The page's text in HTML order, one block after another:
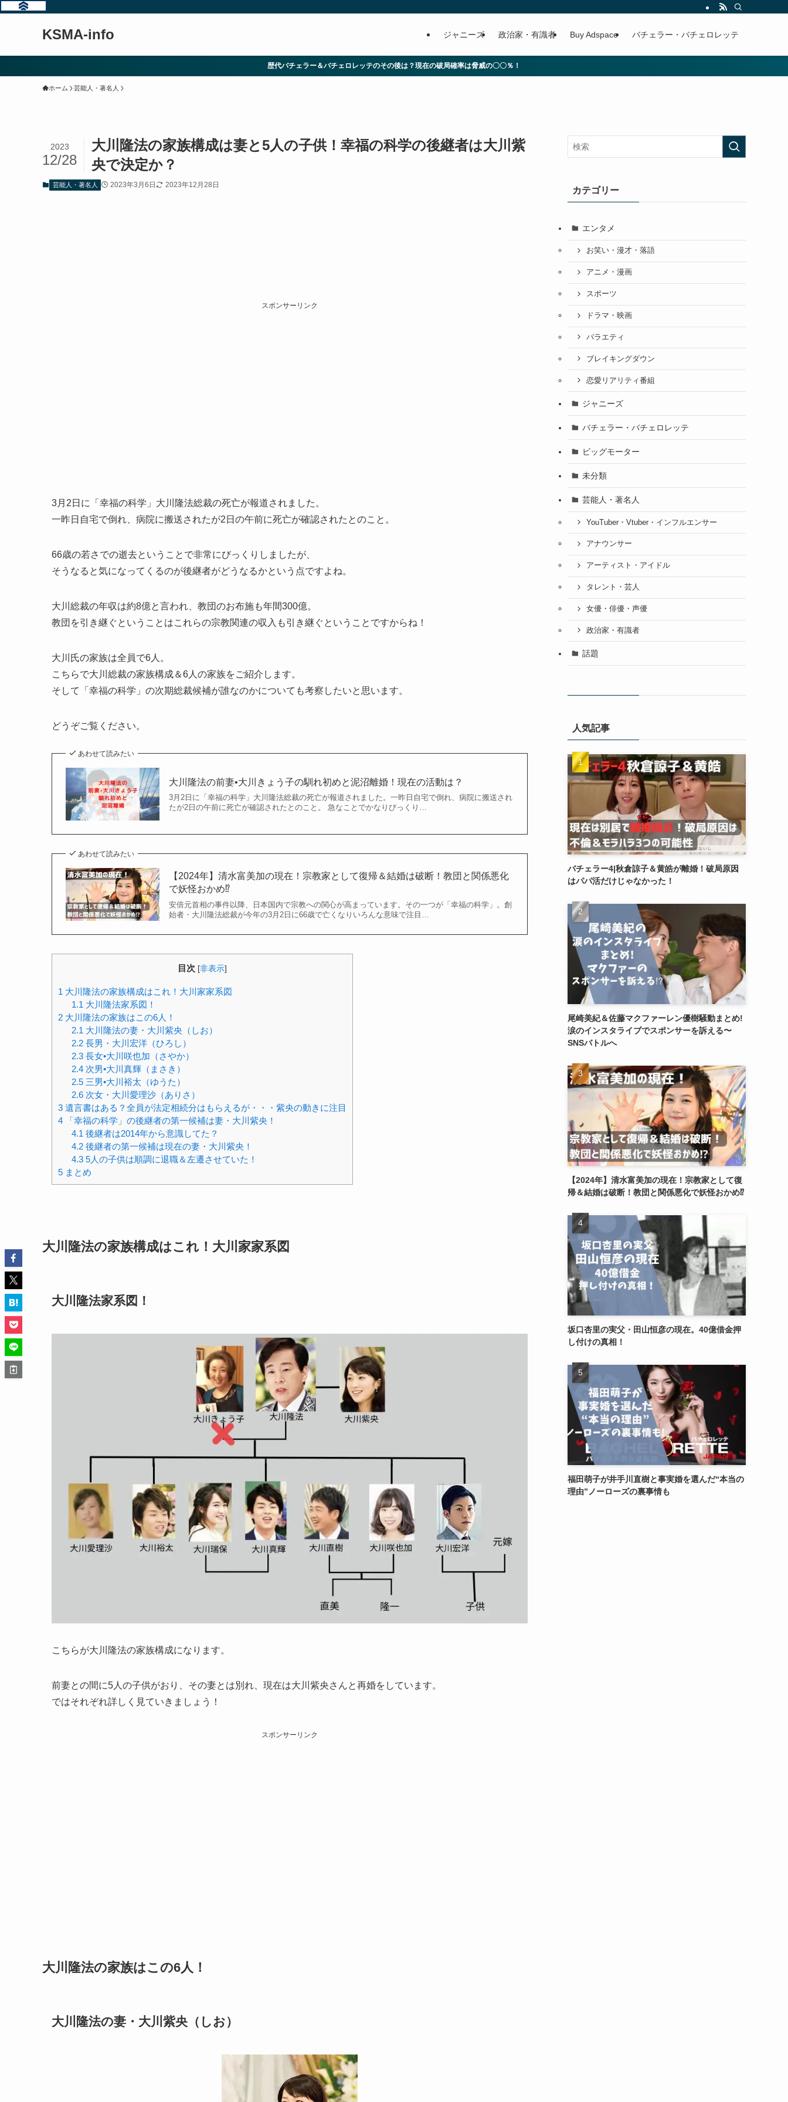
KSMA-info ジャニーズ 政治家・有識者 Buy Adspace バチェラー・バチェロレッテ
歴代バチェラー＆バチェロレッテのその後は？現在の破局確率は脅威の〇〇％！
ホーム 芸能人・著名人
大川隆法の家族構成は妻と5人の子供！幸福の科学の後継者は大川紫
央で決定か？
2023
12/28
芸能人・著名人 2023年3月6日 2023年12月28日
スポンサーリンク
3月2日に「幸福の科学」大川隆法総裁の死亡が報道されました。
一昨日自宅で倒れ、病院に搬送されたが2日の午前に死亡が確認されたとのこと。
66歳の若さでの逝去ということで非常にびっくりしましたが、
そうなると気になってくるのが後継者がどうなるかという点ですよね。
大川総裁の年収は約8億と言われ、教団のお布施も年間300億。
教団を引き継ぐということはこれらの宗教関連の収入も引き継ぐということですからね！
大川氏の家族は全員で6人。
こちらで大川総裁の家族構成＆6人の家族をご紹介します。
そして「幸福の科学」の次期総裁候補が誰なのかについても考察したいと思います。
どうぞご覧ください。
あわせて読みたい
大川隆法の前妻•大川きょう子の馴れ初めと泥沼離婚！現在の活動は？
3月2日に「幸福の科学」大川隆法総裁の死亡が報道されました。一昨日自宅で倒れ、病院に搬送され
たが2日の午前に死亡が確認されたとのこと。 急なことでかなりびっくり…
あわせて読みたい
【2024年】清水富美加の現在！宗教家として復帰＆結婚は破断！教団と関係悪化
で妖怪おかめ⁉︎
安倍元首相の事件以降、日本国内で宗教への関心が高まっています。その一つが「幸福の科学」。創
始者・大川隆法総裁が今年の3月2日に66歳で亡くなりいろんな意味で注目…
目次 [非表示]
1 大川隆法の家族構成はこれ！大川家家系図
1.1 大川隆法家系図！
2 大川隆法の家族はこの6人！
2.1 大川隆法の妻・大川紫央（しお）
2.2長男・大川宏洋（ひろし）
2.3長女•大川咲也加（さやか）
2.4次男•大川真輝（まさき）
2.5三男•大川裕太（ゆうた）
2.6次女・大川愛理沙（ありさ）
3 遺言書はある？全員が法定相続分はもらえるが・・・紫央の動きに注目
4 「幸福の科学」の後継者の第一候補は妻・大川紫央！
4.1 後継者は2014年から意識してた？
4.2後継者の第一候補は現在の妻・大川紫央！
4.35人の子供は順調に退職＆左遷させていた！
5 まとめ
大川隆法の家族構成はこれ！大川家家系図
大川隆法家系図！
こちらが大川隆法の家族構成になります。
前妻との間に5人の子供がおり、その妻とは別れ、現在は大川紫央さんと再婚をしています。
ではそれぞれ詳しく見ていきましょう！
スポンサーリンク
大川隆法の家族はこの6人！
大川隆法の妻・大川紫央（しお）
カテゴリー
エンタメ
お笑い・漫才・落語
アニメ・漫画
スポーツ
ドラマ・映画
バラエティ
ブレイキングダウン
恋愛リアリティ番組
ジャニーズ
バチェラー・バチェロレッテ
ビッグモーター
未分類
芸能人・著名人
YouTuber・Vtuber・インフルエンサー
アナウンサー
アーティスト・アイドル
タレント・芸人
女優・俳優・声優
政治家・有識者
話題
人気記事
バチェラー4|秋倉諒子＆黄皓が離婚！破局原因
はパパ活だけじゃなかった！
尾崎美紀＆佐藤マクファーレン優樹騒動まとめ!
涙のインスタライブでスポンサーを訴える〜
SNSバトルへ
【2024年】清水富美加の現在！宗教家として復
帰＆結婚は破断！教団と関係悪化で妖怪おかめ⁉︎
坂口杏里の実父・田山恒彦の現在。40億借金押
し付けの真相！
福田萌子が井手川直樹と事実婚を選んだ“本当の
理由”ノーローズの裏事情も